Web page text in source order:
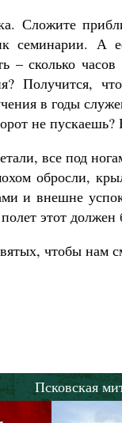
Сложите
семинарии. А
– сколько
Получится,
в годы
не
все под
обросли,
и внешне
этот
чтобы нам
Псковская